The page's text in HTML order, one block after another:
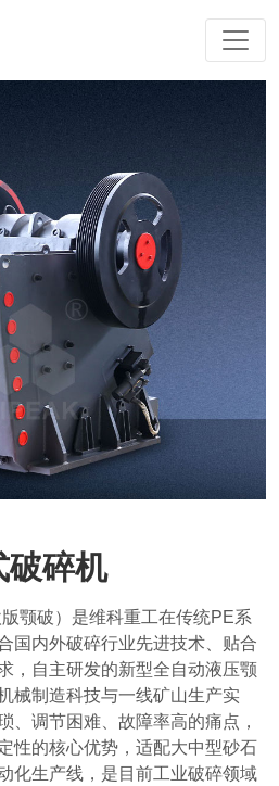
破碎机
颚破）是维科重工在传统PE系
国内外破碎行业先进技术、贴合
，自主研发的新型全自动液压颚
械制造科技与一线矿山生产实
、调节困难、故障率高的痛点，
性的核心优势，适配大中型砂石
化生产线，是目前工业破碎领域